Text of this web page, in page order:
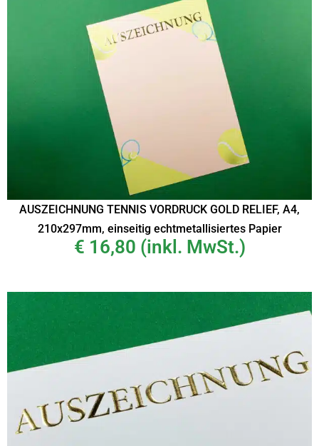
AUSZEICHNUNG TENNIS VORDRUCK GOLD RELIEF, A4,
210x297mm, einseitig echtmetallisiertes Papier
€ 16,80 (inkl. MwSt.)